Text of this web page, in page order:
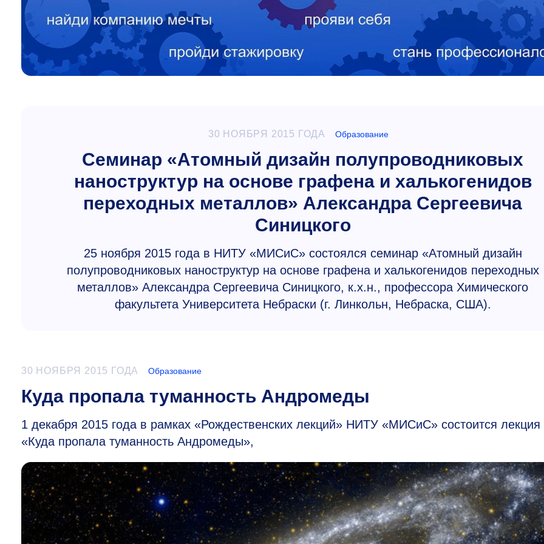
30 НОЯБРЯ 2015 ГОДА Образование
Cеминар «Атомный дизайн полупроводниковых
наноструктур на основе графена и халькогенидов
переходных металлов» Александра Сергеевича
Синицкого
25 ноября 2015 года в НИТУ «МИСиС» состоялся семинар «Атомный дизайн
полупроводниковых наноструктур на основе графена и халькогенидов переходных
металлов» Александра Сергеевича Синицкого, к.х.н., профессора Химического
факультета Университета Небраски (г. Линкольн, Небраска, США).
30 НОЯБРЯ 2015 ГОДА Образование
Куда пропала туманность Андромеды
1 декабря 2015 года в рамках «Рождественских лекций» НИТУ «МИСиС» состоится
«Куда пропала туманность Андромеды»,